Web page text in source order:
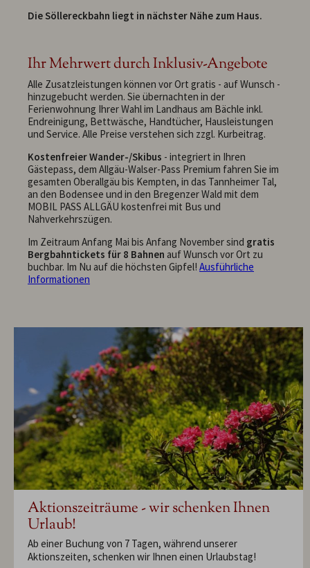
Die Söllereckbahn liegt in nächster Nähe zum Haus.
Ihr Mehrwert durch Inklusiv-Angebote
Alle Zusatzleistungen können vor Ort gratis - auf Wunsch -
hinzugebucht werden. Sie übernachten in der
Ferienwohnung Ihrer Wahl im Landhaus am Bächle inkl.
Endreinigung, Bettwäsche, Handtücher, Hausleistungen
und Service. Alle Preise verstehen sich zzgl. Kurbeitrag.
Kostenfreier Wander-/Skibus - integriert in Ihren
Gästepass, dem Allgäu-Walser-Pass Premium fahren Sie im
gesamten Oberallgäu bis Kempten, in das Tannheimer Tal,
an den Bodensee und in den Bregenzer Wald mit dem
MOBIL PASS ALLGÄU kostenfrei mit Bus und
Nahverkehrszügen.
Im Zeitraum Anfang Mai bis Anfang November sind gratis
Bergbahntickets für 8 Bahnen auf Wunsch vor Ort zu
buchbar. Im Nu auf die höchsten Gipfel! Ausführliche
Informationen
Aktionszeiträume - wir schenken Ihnen
Urlaub!
Ab einer Buchung von 7 Tagen, während unserer
Aktionszeiten, schenken wir Ihnen einen Urlaubstag!